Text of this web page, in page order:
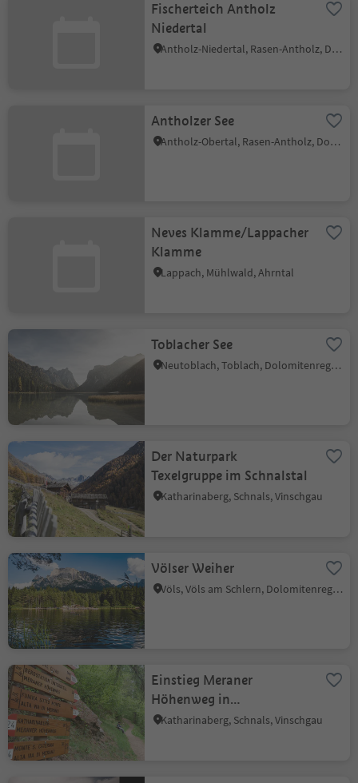
Fischerteich Antholz
Niedertal
Antholz-Niedertal, Rasen-Antholz, Dolomitenregion Kronplatz
Antholzer See
Antholz-Obertal, Rasen-Antholz, Dolomitenregion Kronplatz
Neves Klamme/Lappacher
Klamme
Lappach, Mühlwald, Ahrntal
Toblacher See
Neutoblach, Toblach, Dolomitenregion 3 Zinnen
Der Naturpark
Texelgruppe im Schnalstal
Katharinaberg, Schnals, Vinschgau
Völser Weiher
Völs, Völs am Schlern, Dolomitenregion Seiser Alm
Einstieg Meraner
Höhenweg in
Katharinaberg
Katharinaberg, Schnals, Vinschgau